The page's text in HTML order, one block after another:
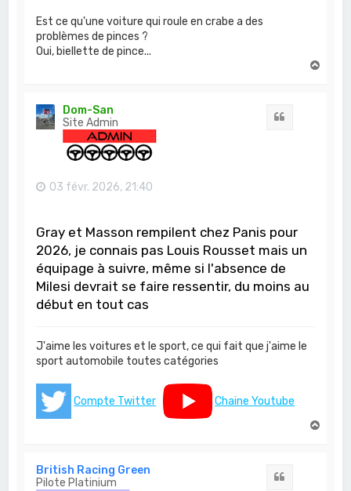
Est ce qu'une voiture qui roule en crabe a des
problèmes de pinces ?
Oui, biellette de pince...
Dom-San
Site Admin
03 févr. 2026, 21:40
Gray et Masson rempilent chez Panis pour
2026, je connais pas Louis Rousset mais un
équipage à suivre, même si l'absence de
Milesi devrait se faire ressentir, du moins au
début en tout cas
J'aime les voitures et le sport, ce qui fait que j'aime le
sport automobile toutes catégories
Compte Twitter
Chaine Youtube
British Racing Green
Pilote Platinium